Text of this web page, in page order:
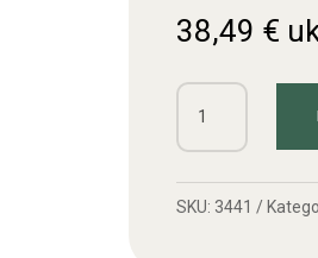
38,49 €
Kl.remen
3HB
La
SKU: 3441